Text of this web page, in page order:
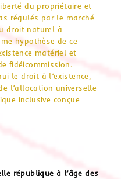
du propriétaire et
régulés par le marché
droit naturel à
hypothèse de ce
matériel et
fidéicommission.
le droit à l’existence,
l’allocation universelle
inclusive conçue
république à l’âge des